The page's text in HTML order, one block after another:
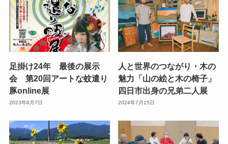
足掛け24年 最後の展示
会 第20回アートな蚊遣り
豚online展
2023年8月7日
人と世界のつながり・木の
魅力「山の絵と木の椅子」
四日市出身の兄弟二人展
2024年7月15日